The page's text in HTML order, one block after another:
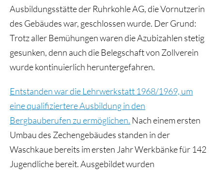
Ausbildungsstätte der Ruhrkohle AG, die Vornutzerin
des Gebäudes war, geschlossen wurde. Der Grund:
Trotz aller Bemühungen waren die Azubizahlen stetig
gesunken, denn auch die Belegschaft von Zollverein
wurde kontinuierlich heruntergefahren.
Entstanden war die Lehrwerkstatt 1968/1969, um
eine qualifiziertere Ausbildung in den
Bergbauberufen zu ermöglichen. Nach einem ersten
Umbau des Zechengebäudes standen in der
Waschkaue bereits im ersten Jahr Werkbänke für 142
Jugendliche bereit. Ausgebildet wurden